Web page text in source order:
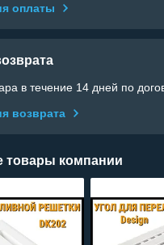
оплаты
в течение 14 дней по
возврата
товары компании